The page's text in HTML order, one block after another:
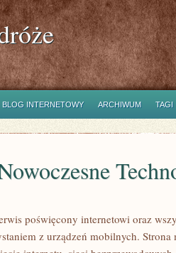
BLOG INTERNETOWY ARCHIWUM TAGI
poświęcony internetowi oraz
z urządzeń mobilnych.